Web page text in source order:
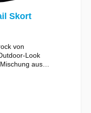
Skort
von
Look
aus
über
wehrt
Shield™